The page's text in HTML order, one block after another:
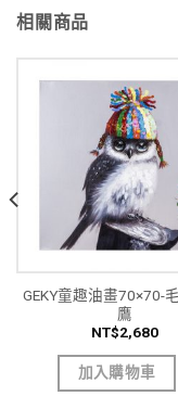
相關商品
GEKY童趣油畫70×70-
鷹
NT$2,680
加入購物車